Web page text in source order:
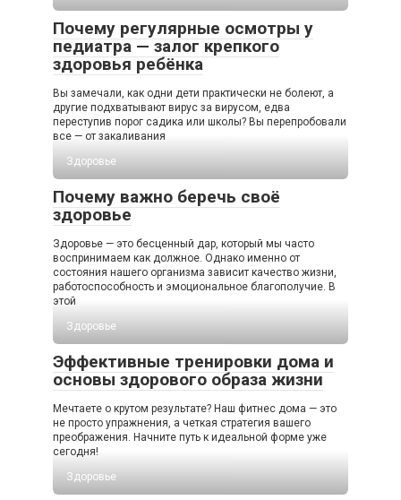
Почему регулярные осмотры у
педиатра — залог крепкого
здоровья ребёнка
Вы замечали, как одни дети практически не болеют, а
другие подхватывают вирус за вирусом, едва
переступив порог садика или школы? Вы перепробовали
все — от закаливания
Здоровье
Почему важно беречь своё
здоровье
Здоровье — это бесценный дар, который мы часто
воспринимаем как должное. Однако именно от
состояния нашего организма зависит качество жизни,
работоспособность и эмоциональное благополучие. В
этой
Здоровье
Эффективные тренировки дома и
основы здорового образа жизни
Мечтаете о крутом результате? Наш фитнес дома — это
не просто упражнения, а четкая стратегия вашего
преображения. Начните путь к идеальной форме уже
сегодня!
Здоровье